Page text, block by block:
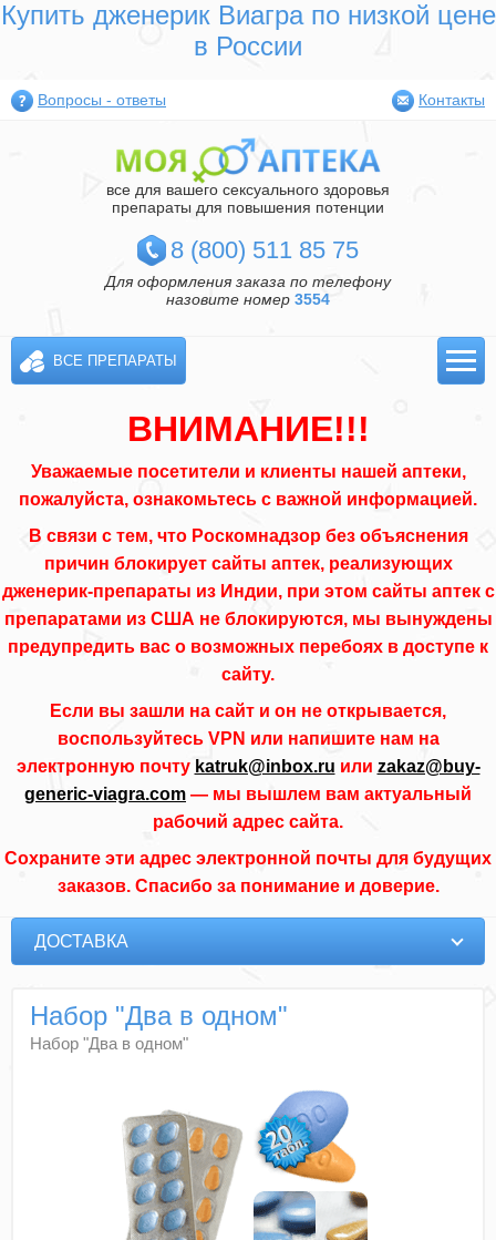
Купить дженерик Виагра по низкой цене
в России
Вопросы - ответы Контакты
все для вашего сексуального здоровья
препараты для повышения потенции
8 (800) 511 85 75
Для оформления заказа по телефону
назовите номер 3554
ВСЕ ПРЕПАРАТЫ
ВНИМАНИЕ!!!
Уважаемые посетители и клиенты нашей аптеки,
пожалуйста, ознакомьтесь с важной информацией.
В связи с тем, что Роскомнадзор без объяснения
причин блокирует сайты аптек, реализующих
дженерик-препараты из Индии, при этом сайты аптек с
препаратами из США не блокируются, мы вынуждены
предупредить вас о возможных перебоях в доступе к
сайту.
Если вы зашли на сайт и он не открывается,
воспользуйтесь VPN или напишите нам на
электронную почту katruk@inbox.ru или zakaz@buy-
generic-viagra.com — мы вышлем вам актуальный
рабочий адрес сайта.
Сохраните эти адрес электронной почты для будущих
заказов. Спасибо за понимание и доверие.
ДОСТАВКА
Набор "Два в одном"
Набор "Два в одном"